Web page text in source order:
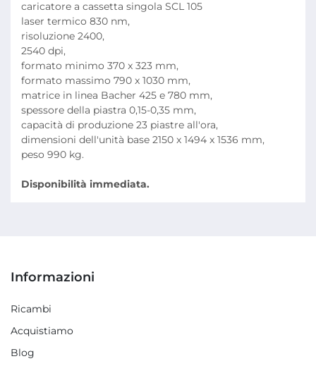
caricatore a cassetta singola SCL 105
laser termico 830 nm,
risoluzione 2400,
2540 dpi,
formato minimo 370 x 323 mm,
formato massimo 790 x 1030 mm,
matrice in linea Bacher 425 e 780 mm,
spessore della piastra 0,15-0,35 mm,
capacità di produzione 23 piastre all'ora,
dimensioni dell'unità base 2150 x 1494 x 1536 mm,
peso 990 kg.
Disponibilità immediata.
Informazioni
Ricambi
Acquistiamo
Blog